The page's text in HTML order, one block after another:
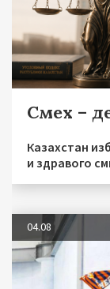
Смех –
Казахстан
и здравого
04.08